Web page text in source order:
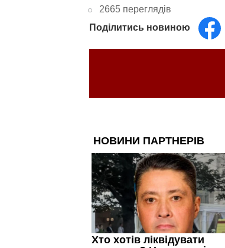
2665 переглядів
Поділитись новиною